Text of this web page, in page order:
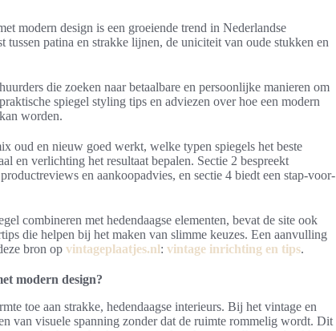
modern design is een groeiende trend in Nederlandse
tussen patina en strakke lijnen, de uniciteit van oude stukken en
die zoeken naar betaalbare en persoonlijke manieren om
spiegel styling tips en adviezen over hoe een modern
worden.
oud en nieuw goed werkt, welke typen spiegels het beste
en verlichting het resultaat bepalen. Sectie 2 bespreekt
en aankoopadvies, en sectie 4 biedt een stap-voor-
combineren met hedendaagse elementen, bevat de site ook
die helpen bij het maken van slimme keuzes. Een aanvulling
bron op vintageplaatjes.nl: vintage inrichting en tips.
modern design?
toe aan strakke, hedendaagse interieurs. Bij het vintage en
van visuele spanning zonder dat de ruimte rommelig wordt. Dit